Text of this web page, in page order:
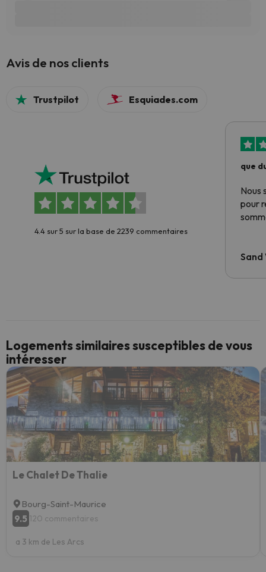
Avis de nos clients
Trustpilot Esquiades.com
4.4 sur 5 sur la base de 2239 commentaires
que
Nous
pour
Sand
Logements similaires susceptibles de vous
intéresser
Le Chalet De Thalie
Bourg-Saint-Maurice
9.5 120 commentaires
a 3 km de Les Arcs